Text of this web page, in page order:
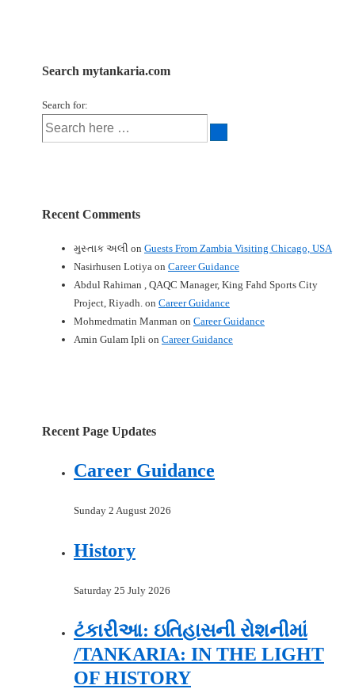
Search mytankaria.com
Search for:
Recent Comments
મુસ્તાક અલી on Guests From Zambia Visiting Chicago, USA
Nasirhusen Lotiya on Career Guidance
Abdul Rahiman , QAQC Manager, King Fahd Sports City
Project, Riyadh. on Career Guidance
Mohmedmatin Manman on Career Guidance
Amin Gulam Ipli on Career Guidance
Recent Page Updates
Career Guidance
Sunday 2 August 2026
History
Saturday 25 July 2026
ટંકારીઆ: ઇતિહાસની રોશનીમાં
/TANKARIA: IN THE LIGHT
OF HISTORY